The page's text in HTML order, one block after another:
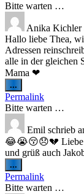
Bitte warten …
Anika Kichler
Hallo liebe Thea,
Adressen
alle in der gleichen
Mama ❤
...
Metabox
ein-/ausblenden.
Permalink
Bitte warten …
Emil schrieb
😂😭😚😞💔 Liebe
und grüß auch
...
Metabox
ein-/ausblenden.
Permalink
Bitte warten …